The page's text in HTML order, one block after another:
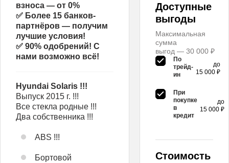
взноса — от 0%
✅ Более 15 банков-
партнёров — получим
лучшие условия!
✅ 90% одобрений! С
нами возможно всё!
Hyundai Solaris !!!
Выпуск 2015 г. !!!
Все стекла родные !!!
Два собственника !!!
ABS !!!
Бортовой
Доступные
выгоды
Максимальная
сумма
выгод — 30 000 ₽
По
трейд-
ин
до
15 000 ₽
При
покупке
в
кредит
до
15 000 ₽
Стоимость